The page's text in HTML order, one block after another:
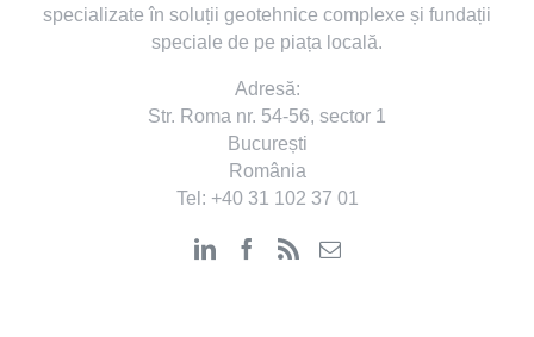
specializate în soluții geotehnice complexe și fundații
speciale de pe piața locală.
Adresă:
Str. Roma nr. 54-56, sector 1
București
România
Tel: +40 31 102 37 01